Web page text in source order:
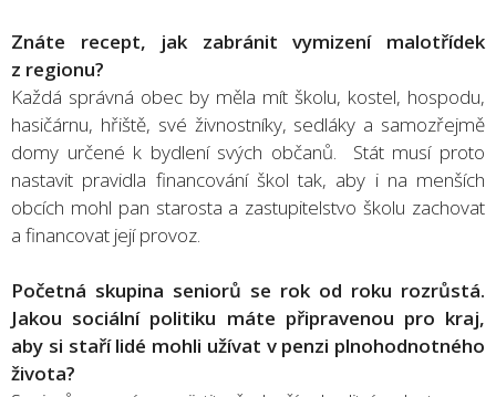
Znáte recept, jak zabránit vymizení malotřídek
z regionu?
Každá správná obec by měla mít školu, kostel, hospodu,
hasičárnu, hřiště, své živnostníky, sedláky a samozřejmě
domy určené k bydlení svých občanů. Stát musí proto
nastavit pravidla financování škol tak, aby i na menších
obcích mohl pan starosta a zastupitelstvo školu zachovat
a financovat její provoz.
Početná skupina seniorů se rok od roku rozrůstá.
Jakou sociální politiku máte připravenou pro kraj,
aby si staří lidé mohli užívat v penzi plnohodnotného
života?